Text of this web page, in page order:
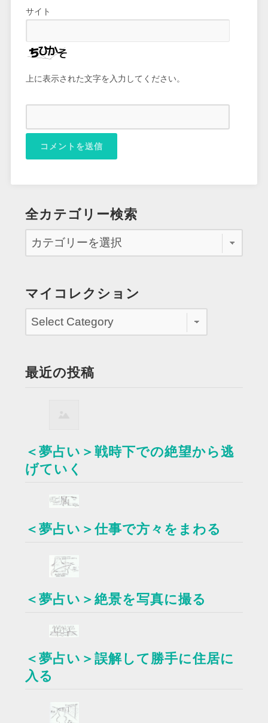
サイト
上に表示された文字を入力してください。
全カテゴリー検索
マイコレクション
最近の投稿
＜夢占い＞戦時下での絶望から逃
げていく
＜夢占い＞仕事で方々をまわる
＜夢占い＞絶景を写真に撮る
＜夢占い＞誤解して勝手に住居に
入る